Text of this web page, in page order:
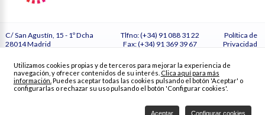
C/ San Agustín, 15 - 1º Dcha
28014 Madrid
Tlfno: (+34) 91 088 31 22
Fax: (+34) 91 369 39 67
Política de
Privacidad
Configurar
Créditos
Utilizamos cookies propias y de terceros para mejorar la experiencia de
navegación, y ofrecer contenidos de su interés. Clica aquí para más
información. Puedes aceptar todas las cookies pulsando el botón 'Aceptar' o
configurarlas o rechazar su uso pulsando el botón 'Configurar cookies'.
Aceptar Configurar cookies